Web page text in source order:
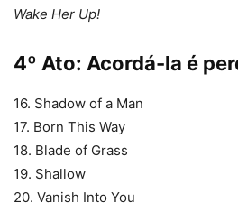
Wake Her Up!
4º Ato: Acordá-la é
16. Shadow of a Man
17. Born This Way
18. Blade of Grass
19. Shallow
20. Vanish Into You